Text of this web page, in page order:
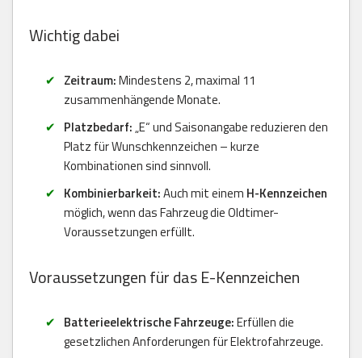
Wichtig dabei
Zeitraum:Mindestens 2, maximal 11
zusammenhängende Monate.
Platzbedarf:„E“ und Saisonangabe reduzieren den
Platz für Wunschkennzeichen – kurze
Kombinationen sind sinnvoll.
Kombinierbarkeit:Auch mit einem H-Kennzeichen
möglich, wenn das Fahrzeug die Oldtimer-
Voraussetzungen erfüllt.
Voraussetzungen für das E-Kennzeichen
Batterieelektrische Fahrzeuge:Erfüllen die
gesetzlichen Anforderungen für Elektrofahrzeuge.